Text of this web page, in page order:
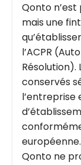
Qonto
mais une
l’ACPR
Résolution).
conservés
l’entreprise
Qonto ne